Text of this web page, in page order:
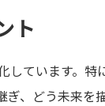
ト
しています。特
ぎ、どう未来を